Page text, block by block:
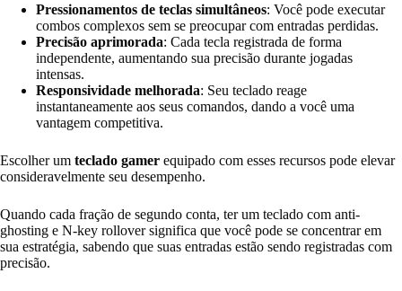
Pressionamentos de teclas simultâneos: Você pode executar
combos complexos sem se preocupar com entradas perdidas.
Precisão aprimorada: Cada tecla registrada de forma
independente, aumentando sua precisão durante jogadas
intensas.
Responsividade melhorada: Seu teclado reage
instantaneamente aos seus comandos, dando a você uma
vantagem competitiva.
Escolher um teclado gamer equipado com esses recursos pode elevar
consideravelmente seu desempenho.
Quando cada fração de segundo conta, ter um teclado com anti-
ghosting e N-key rollover significa que você pode se concentrar em
sua estratégia, sabendo que suas entradas estão sendo registradas com
precisão.